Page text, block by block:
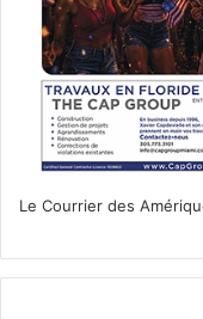
réservataires en
époux sont mieux
concerne, les
comme nous
Floride
testament, que tout
est nécessaire
procédure n’est en
Le Courrier des